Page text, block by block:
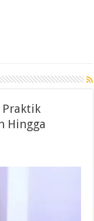
Praktik
Hingga